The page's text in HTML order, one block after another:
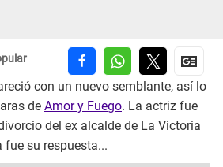
con un nuevo semblante, así lo
de Amor y Fuego. La actriz fue
del ex alcalde de La Victoria
fue su respuesta...